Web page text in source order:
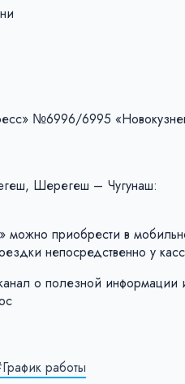
№6996/6995
Шерегеш – Чугунаш:
можно приобрести в
непосредственно у
о полезной информации
работы